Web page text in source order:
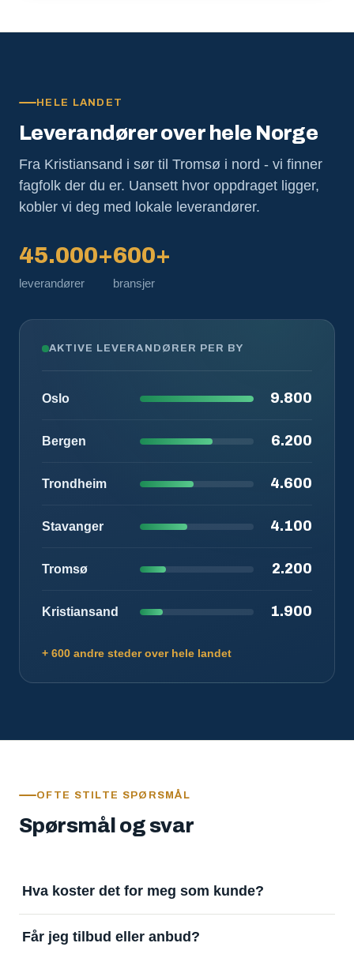
HELE LANDET
Leverandører over hele Norge
Fra Kristiansand i sør til Tromsø i nord - vi finner
fagfolk der du er. Uansett hvor oppdraget ligger,
kobler vi deg med lokale leverandører.
45.000+
leverandører
600+
bransjer
AKTIVE LEVERANDØRER PER BY
Oslo 9.800
Bergen 6.200
Trondheim 4.600
Stavanger 4.100
Tromsø 2.200
Kristiansand 1.900
+ 600 andre steder over hele landet
OFTE STILTE SPØRSMÅL
Spørsmål og svar
Hva koster det for meg som kunde?
å motta svar. Tjenesten finansieres av
Får jeg tilbud eller anbud?